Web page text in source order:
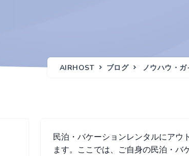
AIRHOST ブログ ノウハウ・ガ
民泊・バケーションレンタルにアウ
ます。ここでは、ご自身の民泊・バ